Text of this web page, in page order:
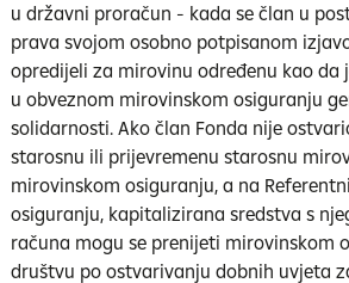
u državni proračun - kada se član u
prava svojom osobno potpisanom
opredijeli za mirovinu određenu kao da
u obveznom mirovinskom osiguranju
solidarnosti. Ako član Fonda nije
starosnu ili prijevremenu starosnu
mirovinskom osiguranju, a na
osiguranju, kapitalizirana sredstva s
računa mogu se prenijeti mirovinskom
društvu po ostvarivanju dobnih uvjeta